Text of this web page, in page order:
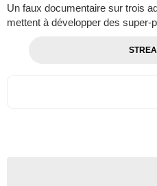
Un faux documentaire sur trois
mettent à développer des super-